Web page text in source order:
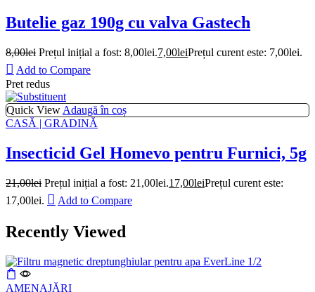
Butelie gaz 190g cu valva Gastech
8,00lei Prețul inițial a fost: 8,00lei.7,00leiPrețul curent este: 7,00lei.
Add to Compare
Pret redus
Quick View Adaugă în coș
CASĂ | GRADINĂ
Insecticid Gel Homevo pentru Furnici, 5g
21,00lei Prețul inițial a fost: 21,00lei.17,00leiPrețul curent este:
17,00lei.
Add to Compare
Recently Viewed
AMENAJĂRI